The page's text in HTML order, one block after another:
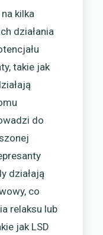
kilka
działania
takie jak
do
działają
co
relaksu lub
jak LSD